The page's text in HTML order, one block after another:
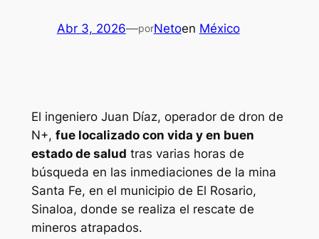
Abr 3, 2026—porNetoen México
El ingeniero Juan Díaz, operador de dron de
N+, fue localizado con vida y en buen
estado de salud tras varias horas de
búsqueda en las inmediaciones de la mina
Santa Fe, en el municipio de El Rosario,
Sinaloa, donde se realiza el rescate de
mineros atrapados.